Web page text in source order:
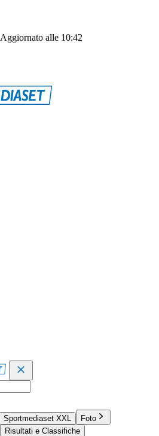
Aggiornato alle 10:42
Sportmediaset XXL
Foto
Risultati e Classifiche